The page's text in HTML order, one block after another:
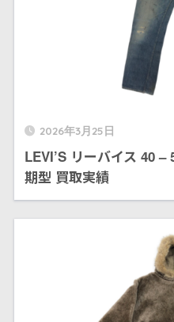
2026年3月25日
LEVI’S リーバイス 40
期型 買取実績